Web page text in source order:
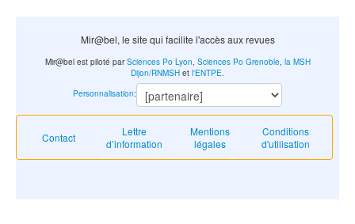
Mir@bel, le site qui facilite l'accès aux revues
Contact
Lettre
d’information
Mentions
légales
Conditions
d'utilisation
Mir@bel est piloté parSciences Po Lyon, Sciences Po Grenoble, la MSH
Dijon/RNMSH et l'ENTPE.
Personnalisation: